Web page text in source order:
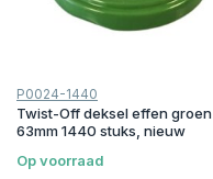
P0024-1440
Twist-Off deksel effen groen
63mm 1440 stuks, nieuw
Op voorraad